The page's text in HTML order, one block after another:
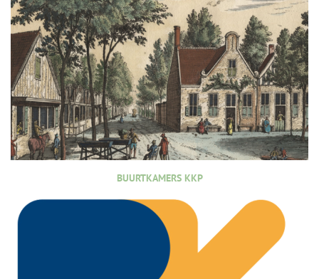
BUURTKAMERS KKP